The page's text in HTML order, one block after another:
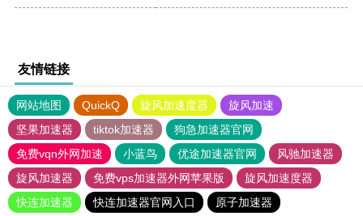
友情链接
网站地图 QuickQ 旋风加速度器
旋风加速
坚果加速器
tiktok加速器
狗急加速器官网
免费vqn外网加速
小蓝鸟 优途加速器官网
风驰加速器
旋风加速器
免费vps加速器外网苹果版
旋风加速度器
快连加速器
快连加速器官网入口 原子加速器